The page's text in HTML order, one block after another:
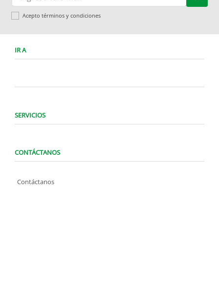
Acepto términos y condiciones
IR A
SERVICIOS
CONTÁCTANOS
Contáctanos